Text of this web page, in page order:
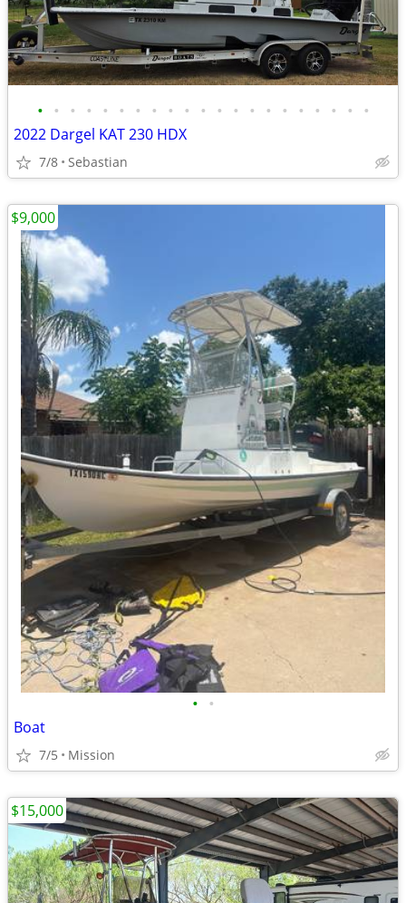
• • • • • • • • • • • • • • • • • • • • •
2022 Dargel KAT 230 HDX
7/8 Sebastian
• •
Boat
7/5 Mission
$9,000
$15,000